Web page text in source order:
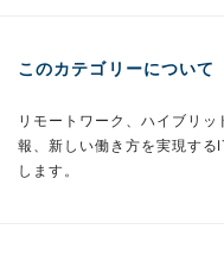
このカテゴリーについて
リモートワーク、ハイブリ
報、新しい働き方を実現す
します。